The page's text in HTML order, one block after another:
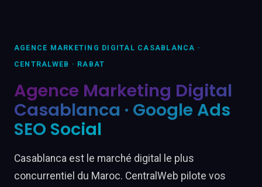
AGENCE MARKETING DIGITAL CASABLANCA ·
CENTRALWEB · RABAT
Agence Marketing Digital
Casablanca · Google Ads
SEO Social
Casablanca est le marché digital le plus
concurrentiel du Maroc. CentralWeb pilote vos